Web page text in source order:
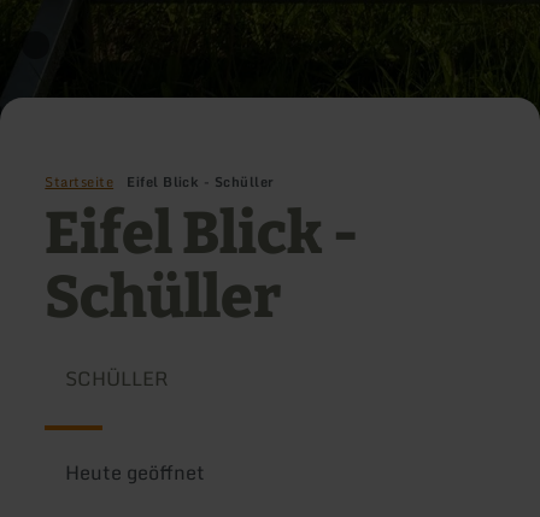
Startseite Eifel Blick - Schüller
Eifel Blick -
Schüller
SCHÜLLER
Heute geöffnet